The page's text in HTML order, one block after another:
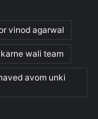
vinod agarwal
wali team
avom unki